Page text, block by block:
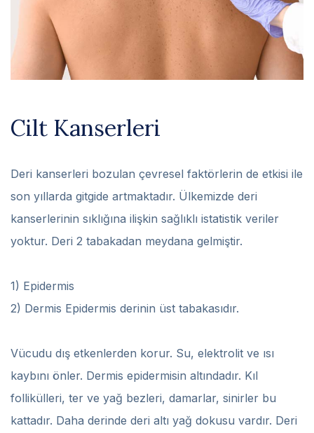
Cilt Kanserleri
Deri kanserleri bozulan çevresel faktörlerin de etkisi ile
son yıllarda gitgide artmaktadır. Ülkemizde deri
kanserlerinin sıklığına ilişkin sağlıklı istatistik veriler
yoktur. Deri 2 tabakadan meydana gelmiştir.
1) Epidermis
2) Dermis Epidermis derinin üst tabakasıdır.
Vücudu dış etkenlerden korur. Su, elektrolit ve ısı
kaybını önler. Dermis epidermisin altındadır. Kıl
follikülleri, ter ve yağ bezleri, damarlar, sinirler bu
kattadır. Daha derinde deri altı yağ dokusu vardır. Deri